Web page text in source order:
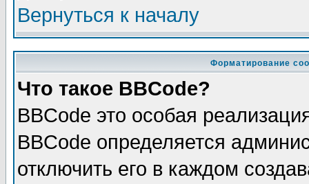
Вернуться к началу
Форматирование
Что такое BBCode?
BBCode это особая
BBCode определяется
отключить его в каждом